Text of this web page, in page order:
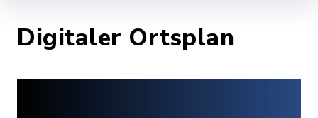
Digitaler Ortsplan